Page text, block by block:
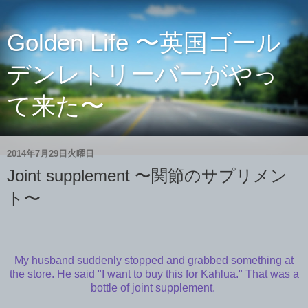
Golden Life 〜英国ゴール
デンレトリーバーがやっ
て来た〜
2014年7月29日火曜日
Joint supplement 〜関節のサプリメン
ト〜
My husband suddenly stopped and grabbed something at
the store. He said "I want to buy this for Kahlua." That was a
bottle of joint supplement.